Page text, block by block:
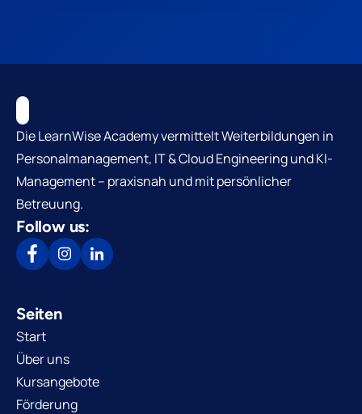
Die LearnWise Academy vermittelt Weiterbildungen in
Personalmanagement, IT & Cloud Engineering und KI-
Management – praxisnah und mit persönlicher
Betreuung.
Follow us:
Seiten
Start
Über uns
Kursangebote
Förderung